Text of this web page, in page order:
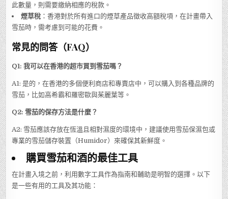
此數量，則需要繳納相應的稅款。
煙草稅 ：香港對於所有進口的煙草產品徵收高額稅項，在計畫帶入
雪茄時，需考慮到可能的花費。
常見的問答（FAQ）
Q1: 我可以在香港的超市買到雪茄嗎？
A1: 是的，在香港的多個便利商店和專賣店中，可以購入到各種品牌的
雪茄，比如高希霸和羅密歐與茱麗葉等。
Q2: 雪茄的保存方法是什麼？
A2: 雪茄應該存放在恆溫且相對濕度的環境中，建議使用雪茄保濕包或
專業的雪茄儲存裝置（Humidor）來確保其新鮮度。
購買雪茄和酒的最佳工具
在計畫入境之前，利用數字工具作為指南和輔助是明智的選擇。以下
是一些有用的工具及其功能：